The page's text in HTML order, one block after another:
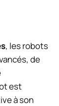
, les robots
de
est
à son